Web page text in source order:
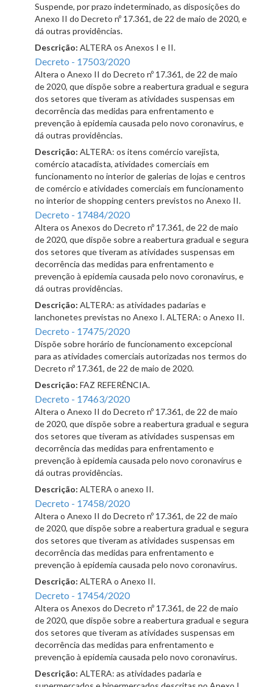
Suspende, por prazo indeterminado, as disposições do
Anexo II do Decreto nº 17.361, de 22 de maio de 2020, e
dá outras providências.
Descrição: ALTERA os Anexos I e II.
Decreto - 17503/2020
Altera o Anexo II do Decreto nº 17.361, de 22 de maio
de 2020, que dispõe sobre a reabertura gradual e segura
dos setores que tiveram as atividades suspensas em
decorrência das medidas para enfrentamento e
prevenção à epidemia causada pelo novo coronavírus, e
dá outras providências.
Descrição: ALTERA: os itens comércio varejista,
comércio atacadista, atividades comerciais em
funcionamento no interior de galerias de lojas e centros
de comércio e atividades comerciais em funcionamento
no interior de shopping centers previstos no Anexo II.
Decreto - 17484/2020
Altera os Anexos do Decreto nº 17.361, de 22 de maio
de 2020, que dispõe sobre a reabertura gradual e segura
dos setores que tiveram as atividades suspensas em
decorrência das medidas para enfrentamento e
prevenção à epidemia causada pelo novo coronavírus, e
dá outras providências.
Descrição: ALTERA: as atividades padarias e
lanchonetes previstas no Anexo I. ALTERA: o Anexo II.
Decreto - 17475/2020
Dispõe sobre horário de funcionamento excepcional
para as atividades comerciais autorizadas nos termos do
Decreto nº 17.361, de 22 de maio de 2020.
Descrição: FAZ REFERÊNCIA.
Decreto - 17463/2020
Altera o Anexo II do Decreto nº 17.361, de 22 de maio
de 2020, que dispõe sobre a reabertura gradual e segura
dos setores que tiveram as atividades suspensas em
decorrência das medidas para enfrentamento e
prevenção à epidemia causada pelo novo coronavírus e
dá outras providências.
Descrição: ALTERA o anexo II.
Decreto - 17458/2020
Altera o Anexo II do Decreto nº 17.361, de 22 de maio
de 2020, que dispõe sobre a reabertura gradual e segura
dos setores que tiveram as atividades suspensas em
decorrência das medidas para enfrentamento e
prevenção à epidemia causada pelo novo coronavírus.
Descrição: ALTERA o Anexo II.
Decreto - 17454/2020
Altera os Anexos do Decreto nº 17.361, de 22 de maio
de 2020, que dispõe sobre a reabertura gradual e segura
dos setores que tiveram as atividades suspensas em
decorrência das medidas para enfrentamento e
prevenção à epidemia causada pelo novo coronavírus.
Descrição: ALTERA: as atividades padaria e